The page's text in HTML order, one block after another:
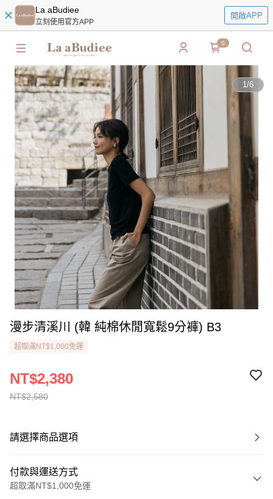
La aBudiee
立刻使用官方APP
開啟APP
0
1/6
漫步清溪川 (韓 純棉休閒寬鬆9分褲) B3
超取滿NT$1,000免運
NT$2,580
NT$2,380
請選擇商品選項
付款與運送方式
超取滿NT$1,000免運